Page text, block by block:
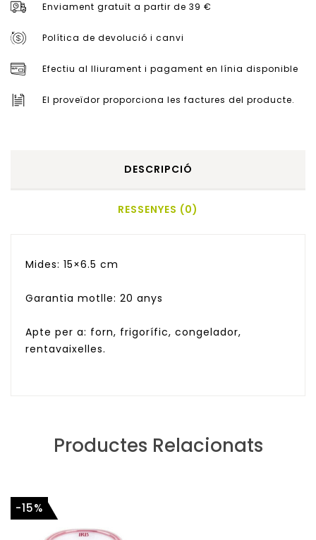
Enviament gratuït a partir de 39 €
Política de devolució i canvi
Efectiu al lliurament i pagament en línia disponible
El proveïdor proporciona les factures del producte.
DESCRIPCIÓ
RESSENYES (0)
Mides: 15×6.5 cm
Garantia motlle: 20 anys
Apte per a: forn, frigorífic, congelador,
rentavaixelles.
Productes Relacionats
-15%